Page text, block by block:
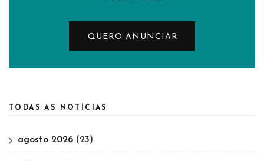
QUERO ANUNCIAR
TODAS AS NOTÍCIAS
agosto 2026 (23)